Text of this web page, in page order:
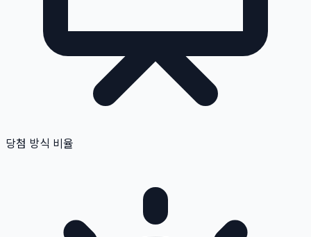
당첨 방식 비율